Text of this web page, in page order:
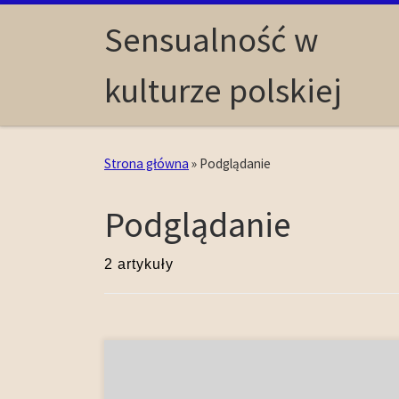
Skip to contentSensualność w
kulturze polskiej
Strona główna » Podglądanie
Podglądanie
2 artykuły